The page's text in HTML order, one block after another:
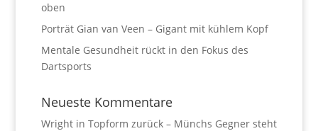
oben
Porträt Gian van Veen – Gigant mit kühlem Kopf
Mentale Gesundheit rückt in den Fokus des
Dartsports
Neueste Kommentare
Wright in Topform zurück – Münchs Gegner steht